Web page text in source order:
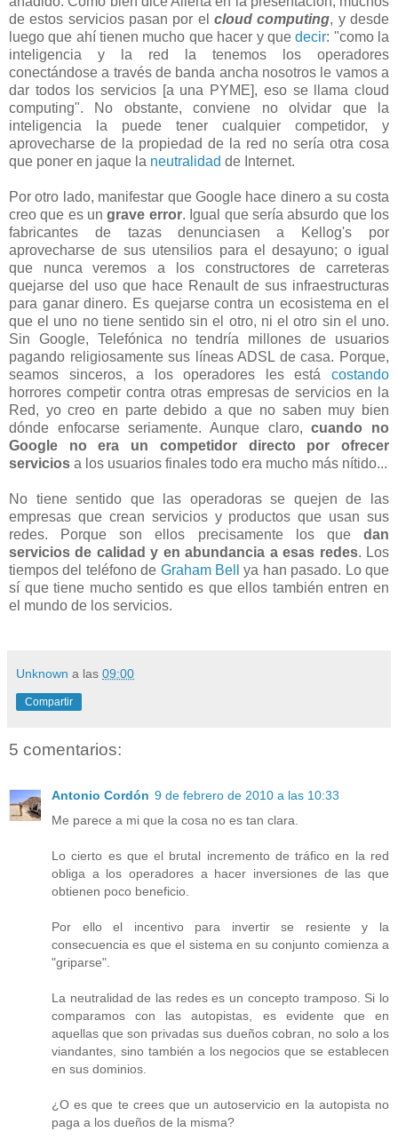
de estos servicios pasan por el cloud computing, y desde
luego que ahí tienen mucho que hacer y quedecir: "como la
inteligencia y la red la tenemos los operadores
conectándose a través de banda ancha nosotros le vamos a
dar todos los servicios [a una PYME], eso se llama cloud
computing". No obstante, conviene no olvidar que la
inteligencia la puede tener cualquier competidor, y
aprovecharse de la propiedad de la red no sería otra cosa
que poner en jaque la neutralidad de Internet.
Por otro lado, manifestar que Google hace dinero a su costa
creo que es ungrave error. Igual que sería absurdo que los
fabricantes de tazas denunciasen a Kellog's por
aprovecharse de sus utensilios para el desayuno; o igual
que nunca veremos a los constructores de carreteras
quejarse del uso que hace Renault de sus infraestructuras
para ganar dinero. Es quejarse contra un ecosistema en el
que el uno no tiene sentido sin el otro, ni el otro sin el uno.
Sin Google, Telefónica no tendría millones de usuarios
pagando religiosamente sus líneas ADSL de casa. Porque,
seamos sinceros, a los operadores les está costando
horrores competir contra otras empresas de servicios en la
Red, yo creo en parte debido a que no saben muy bien
dónde enfocarse seriamente. Aunque claro,cuando no
Google no era un competidor directo por ofrecer
servicios a los usuarios finales todo era mucho más nítido...
No tiene sentido que las operadoras se quejen de las
empresas que crean servicios y productos que usan sus
redes. Porque son ellos precisamente los que dan
servicios de calidad y en abundancia a esas redes. Los
tiempos del teléfono de Graham Bell
ya han pasado. Lo que
sí que tiene mucho sentido es que ellos también entren en
el mundo de los servicios.
Unknown a las 09:00
Compartir
5 comentarios:
Antonio Cordón 9 de febrero de 2010 a las 10:33
Me parece a mi que la cosa no es tan clara.
Lo cierto es que el brutal incremento de tráfico en la red
obliga a los operadores a hacer inversiones de las que
obtienen poco beneficio.
Por ello el incentivo para invertir se resiente y la
consecuencia es que el sistema en su conjunto comienza a
"griparse".
La neutralidad de las redes es un concepto tramposo. Si lo
comparamos con las autopistas, es evidente que en
aquellas que son privadas sus dueños cobran, no solo a los
viandantes, sino también a los negocios que se establecen
en sus dominios.
¿O es que te crees que un autoservicio en la autopista no
paga a los dueños de la misma?